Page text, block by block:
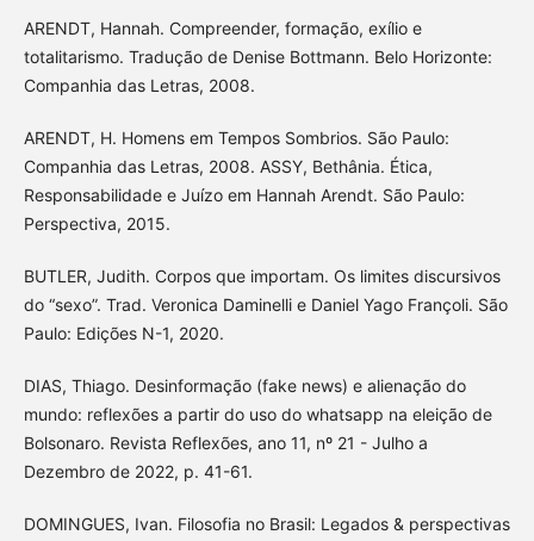
ARENDT, Hannah. Compreender, formação, exílio e
totalitarismo. Tradução de Denise Bottmann. Belo Horizonte:
Companhia das Letras, 2008.
ARENDT, H. Homens em Tempos Sombrios. São Paulo:
Companhia das Letras, 2008. ASSY, Bethânia. Ética,
Responsabilidade e Juízo em Hannah Arendt. São Paulo:
Perspectiva, 2015.
BUTLER, Judith. Corpos que importam. Os limites discursivos
do “sexo”. Trad. Veronica Daminelli e Daniel Yago Françoli. São
Paulo: Edições N-1, 2020.
DIAS, Thiago. Desinformação (fake news) e alienação do
mundo: reflexões a partir do uso do whatsapp na eleição de
Bolsonaro. Revista Reflexões, ano 11, nº 21 - Julho a
Dezembro de 2022, p. 41-61.
DOMINGUES, Ivan. Filosofia no Brasil: Legados & perspectivas